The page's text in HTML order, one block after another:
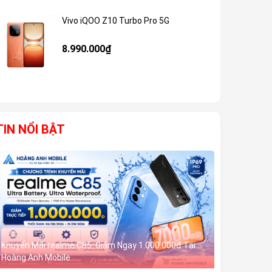
Vivo iQOO Z10 Turbo Pro 5G
8.990.000₫
NỔI BẬT
Khuyến Mãi realme C85: Giảm Ngay 1.000.000đ Tại
Hoàng Anh Mobile